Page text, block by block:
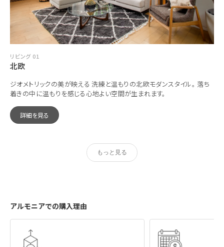
リビング 01
北欧
ジオメトリックの美が映える 洗練と温もりの北欧モダンスタイル。 落ち
着きの中に温もりを感じる心地よい空間が生まれます。
詳細を見る
もっと見る
アルモニアでの購入理由